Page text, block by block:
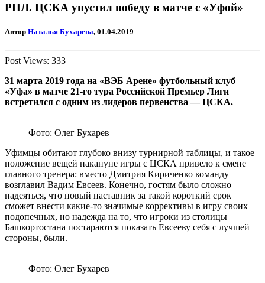
РПЛ. ЦСКА упустил победу в матче с «Уфой»
Автор Наталья Бухарева, 01.04.2019
Post Views: 333
31 марта 2019 года на «ВЭБ Арене» футбольный клуб
«Уфа» в матче 21-го тура Российской Премьер Лиги
встретился с одним из лидеров первенства — ЦСКА.
Фото: Олег Бухарев
Уфимцы обитают глубоко внизу турнирной таблицы, и такое
положение вещей накануне игры с ЦСКА привело к смене
главного тренера: вместо Дмитрия Кириченко команду
возглавил Вадим Евсеев. Конечно, гостям было сложно
надеяться, что новый наставник за такой короткий срок
сможет внести какие-то значимые коррективы в игру своих
подопечных, но надежда на то, что игроки из столицы
Башкортостана постараются показать Евсееву себя с лучшей
стороны, были.
Фото: Олег Бухарев